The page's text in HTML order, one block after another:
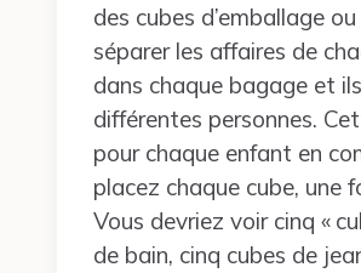
des cubes d’emballage
séparer les affaires de
dans chaque bagage et
différentes personnes.
pour chaque enfant en
placez chaque cube, une
Vous devriez voir cinq «
de bain, cinq cubes de